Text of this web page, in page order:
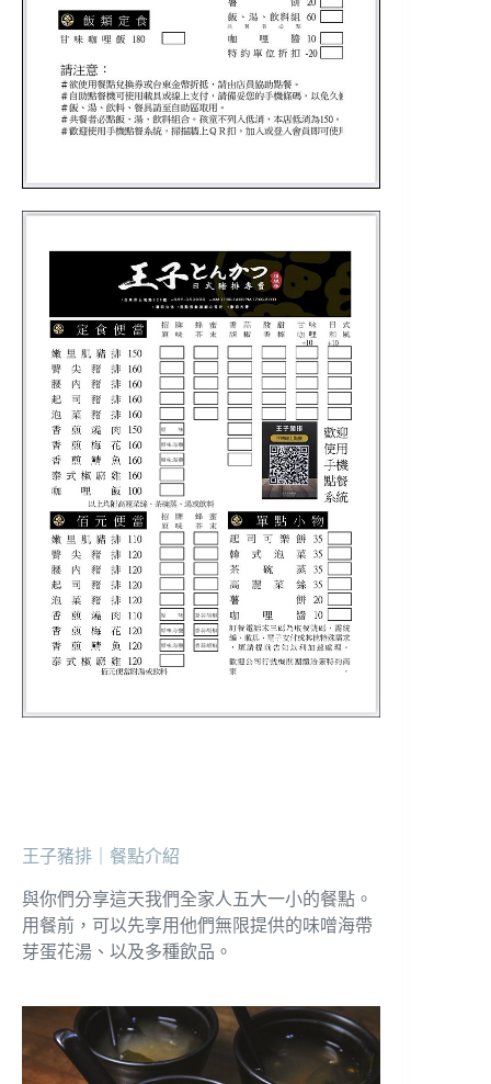
王子豬排｜餐點介紹
與你們分享這天我們全家人五大一小的餐點。
用餐前，可以先享用他們無限提供的味噌海帶
芽蛋花湯、以及多種飲品。